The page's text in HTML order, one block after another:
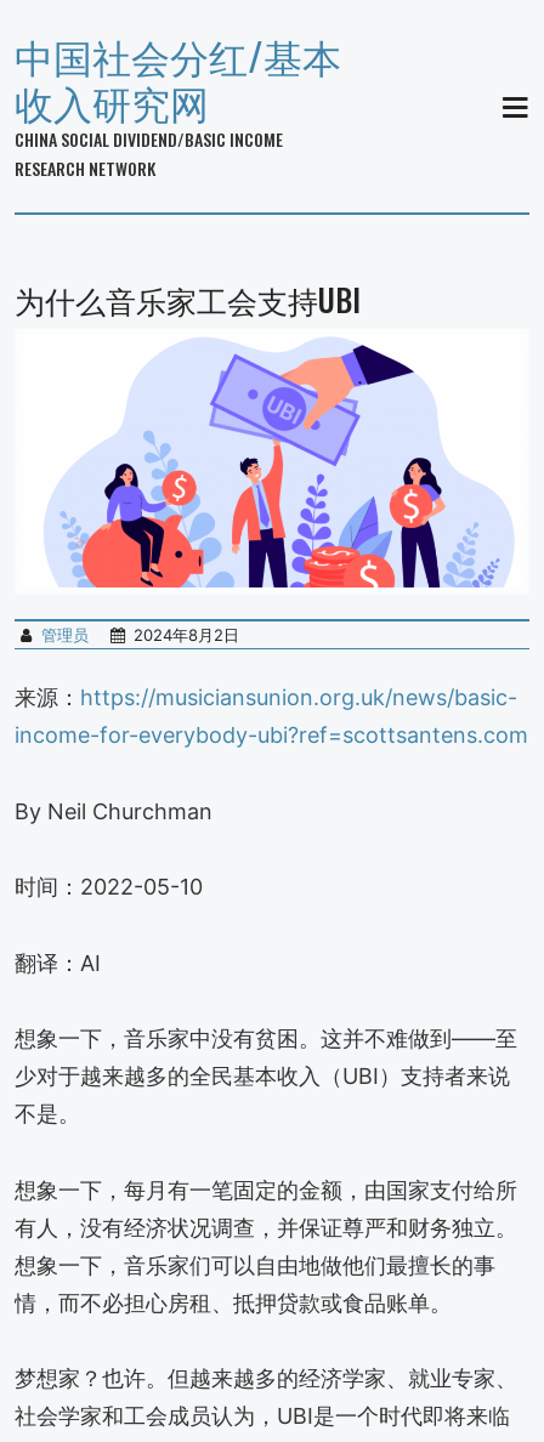
中国社会分红/基本
收入研究网
CHINA SOCIAL DIVIDEND/BASIC INCOME
RESEARCH NETWORK
为什么音乐家工会支持UBI
管理员 2024年8月2日
来源： https://musiciansunion.org.uk/news/basic-
income-for-everybody-ubi?ref=scottsantens.com
By Neil Churchman
时间：2022-05-10
翻译：AI
想象一下，音乐家中没有贫困。这并不难做到——至
少对于越来越多的全民基本收入（UBI）支持者来说
不是。
想象一下，每月有一笔固定的金额，由国家支付给所
有人，没有经济状况调查，并保证尊严和财务独立。
想象一下，音乐家们可以自由地做他们最擅长的事
情，而不必担心房租、抵押贷款或食品账单。
梦想家？也许。但越来越多的经济学家、就业专家、
社会学家和工会成员认为，UBI是一个时代即将来临